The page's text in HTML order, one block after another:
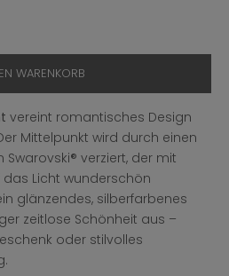
WARENKORB
vereint romantisches Design
Mittelpunkt wird durch einen
Swarovski® verziert, der mit
Licht wunderschön
glänzendes, silberfarbenes
zeitlose Schönheit aus –
oder stilvolles